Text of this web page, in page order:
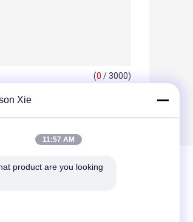
(0 / 3000)
Xie
11:57 AM
product are you looking